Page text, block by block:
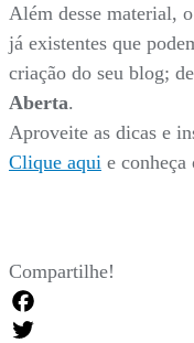
Além desse material,
já existentes que
criação do seu blog;
Aberta.
Aproveite as dicas e
Clique aqui e
Compartilhe!
Facebook